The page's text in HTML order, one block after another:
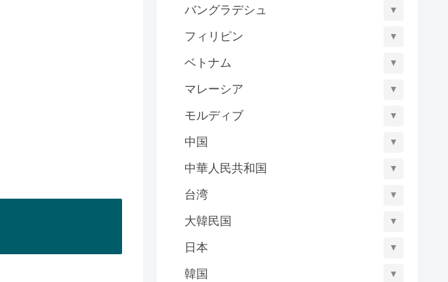
バングラデシュ ▼
フィリピン ▼
ベトナム ▼
マレーシア ▼
モルディブ ▼
中国 ▼
中華人民共和国 ▼
台湾 ▼
大韓民国 ▼
日本 ▼
韓国 ▼